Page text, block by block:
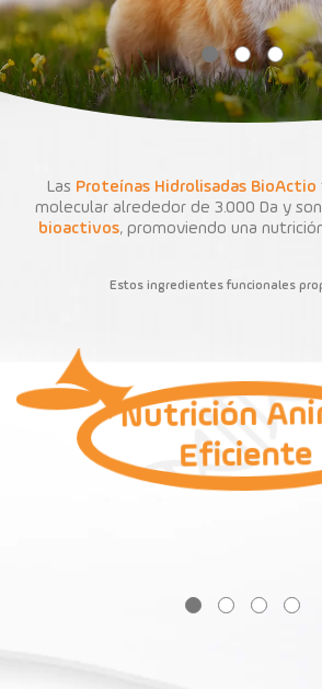
Blog
Contacto
Las Proteínas Hidrolisadas BioActio
molecularalrededor de 3.000 Da y
bioactivos, promoviendo una
Estos ingredientes funcionales
Nutrición
Eficiente